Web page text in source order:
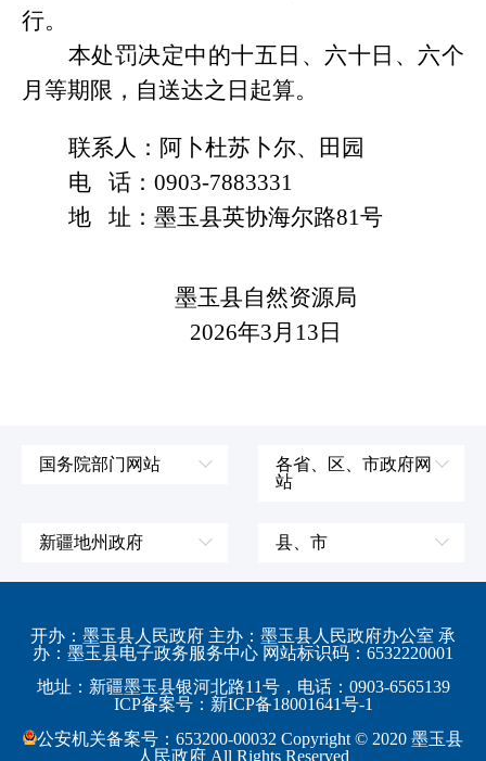
行。
本处罚决定中的十五日、六十日、六个
月等期限，自送达之日起算。
联系人：阿卜杜苏卜尔、田园
电
话： 0903-7883331
地
址：墨玉县英协海尔路81号
墨玉县自然资源局
2026年3月13日
国务院部门网站
国防部
教育部
工业和信息化部
监察部
民政部
各省、区、市政府网
站
江苏省
浙江省
安徽省
福建省
新疆地州政府
伊犁哈萨克自治州
阿勒泰地区
博尔塔拉蒙古自治州
县、市
皮山县
策勒县
民丰县
开办：墨玉县人民政府 主办：墨玉县人民政府办公室 承
办：墨玉县电子政务服务中心 网站标识码：6532220001
地址：新疆墨玉县银河北路11号，电话：0903-6565139
ICP备案号：新ICP备18001641号-1
公安机关备案号：653200-00032 Copyright © 2020 墨玉县
人民政府 All Rights Reserved